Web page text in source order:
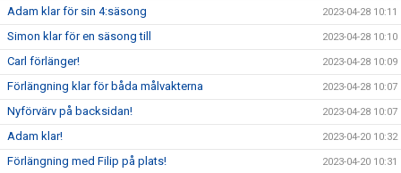
Adam klar för sin 4:säsong 2023-04-28 10:11
Simon klar för en säsong till 2023-04-28 10:10
Carl förlänger! 2023-04-28 10:09
Förlängning klar för båda målvakterna 2023-04-28 10:07
Nyförvärv på backsidan! 2023-04-28 10:07
Adam klar! 2023-04-20 10:32
Förlängning med Filip på plats! 2023-04-20 10:31